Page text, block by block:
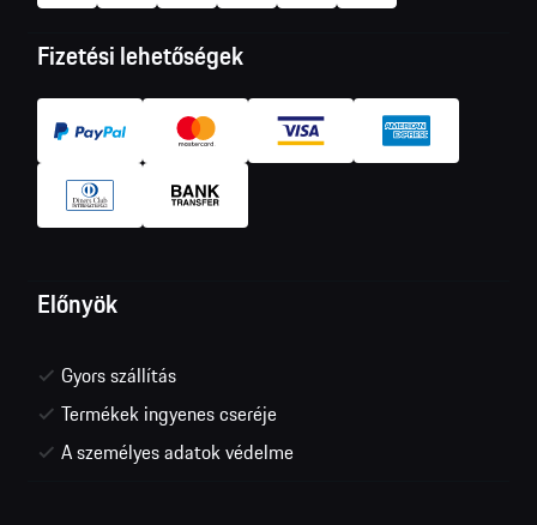
Fizetési lehetőségek
Előnyök
Gyors szállítás
Termékek ingyenes cseréje
A személyes adatok védelme